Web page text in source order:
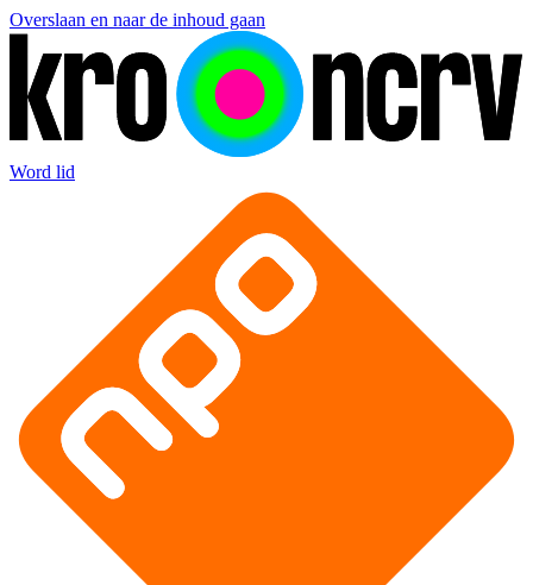
Overslaan en naar de inhoud gaan
Word lid